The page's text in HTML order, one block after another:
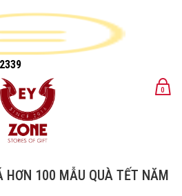
0
HƠN 100 MẪU QUÀ TẾT NĂM